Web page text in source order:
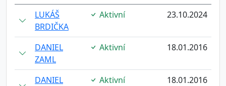
LUKÁŠ
BRDIČKA
Aktivní 23.10.2024
DANIEL
ZAML
Aktivní 18.01.2016
DANIEL
Aktivní 18.01.2016